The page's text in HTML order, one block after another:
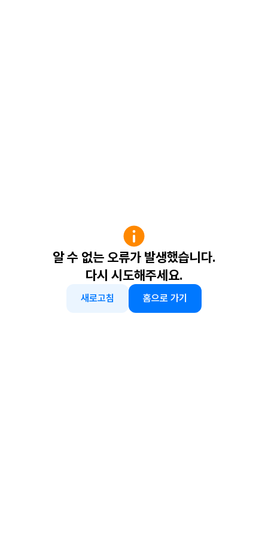
알 수 없는 오류가 발생했습니다.
다시 시도해주세요.
새로고침 홈으로 가기